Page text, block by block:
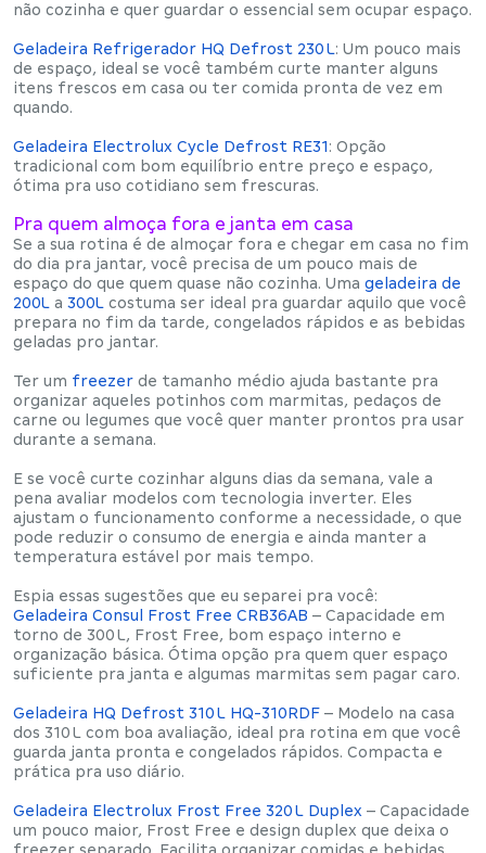
não cozinha e quer guardar o essencial sem ocupar espaço.
Geladeira Refrigerador HQ Defrost 230 L: Um pouco mais
de espaço, ideal se você também curte manter alguns
itens frescos em casa ou ter comida pronta de vez em
quando.
Geladeira Electrolux Cycle Defrost RE31: Opção
tradicional com bom equilíbrio entre preço e espaço,
ótima pra uso cotidiano sem frescuras.
Pra quem almoça fora e janta em casa
Se a sua rotina é de almoçar fora e chegar em casa no fim
do dia pra jantar, você precisa de um pouco mais de
espaço do que quem quase não cozinha. Uma geladeira de
200L a 300L costuma ser ideal pra guardar aquilo que você
prepara no fim da tarde, congelados rápidos e as bebidas
geladas pro jantar.
Ter um freezer de tamanho médio ajuda bastante pra
organizar aqueles potinhos com marmitas, pedaços de
carne ou legumes que você quer manter prontos pra usar
durante a semana.
E se você curte cozinhar alguns dias da semana, vale a
pena avaliar modelos com tecnologia inverter. Eles
ajustam o funcionamento conforme a necessidade, o que
pode reduzir o consumo de energia e ainda manter a
temperatura estável por mais tempo.
Espia essas sugestões que eu separei pra você:
Geladeira Consul Frost Free CRB36AB – Capacidade em
torno de 300 L, Frost Free, bom espaço interno e
organização básica. Ótima opção pra quem quer espaço
suficiente pra janta e algumas marmitas sem pagar caro.
Geladeira HQ Defrost 310 L HQ‑310RDF – Modelo na casa
dos 310 L com boa avaliação, ideal pra rotina em que você
guarda janta pronta e congelados rápidos. Compacta e
prática pra uso diário.
Geladeira Electrolux Frost Free 320 L Duplex – Capacidade
um pouco maior, Frost Free e design duplex que deixa o